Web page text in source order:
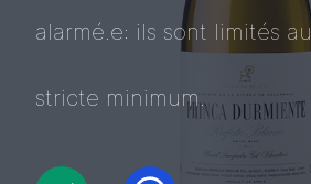
alarmé.e: ils sont limités au
stricte minimum.